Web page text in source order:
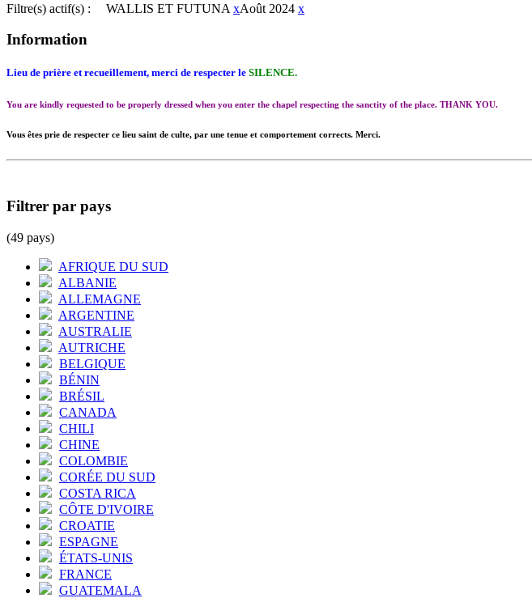
Filtre(s) actif(s) : WALLIS ET FUTUNA xAoût 2024 x
Information
Lieu de prière et recueillement, merci de respecter le SILENCE.
You are kindly requested to be properly dressed when you enter the chapel respecting the sanctity of the place. THANK YOU.
Vous êtes prie de respecter ce lieu saint de culte, par une tenue et comportement corrects. Merci.
Filtrer par pays
(49 pays)
AFRIQUE DU SUD
ALBANIE
ALLEMAGNE
ARGENTINE
AUSTRALIE
AUTRICHE
BELGIQUE
BÉNIN
BRÉSIL
CANADA
CHILI
CHINE
COLOMBIE
CORÉE DU SUD
COSTA RICA
CÔTE D'IVOIRE
CROATIE
ESPAGNE
ÉTATS-UNIS
FRANCE
GUATEMALA